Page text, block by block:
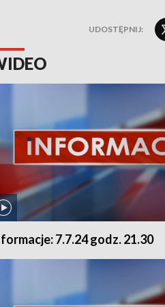
UDOSTĘPNIJ:
7.7.24 godz. 21.30